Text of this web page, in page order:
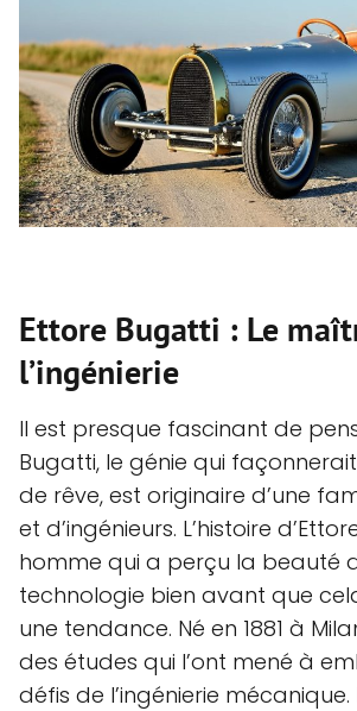
Ettore Bugatti : Le
l’ingénierie
Il est presque fascinant de
Bugatti, le génie qui
de rêve, est originaire d’une
et d’ingénieurs. L’histoire
homme qui a perçu la beauté
technologie bien avant que
une tendance. Né en 1881 à
des études qui l’ont mené à
défis de l’ingénierie